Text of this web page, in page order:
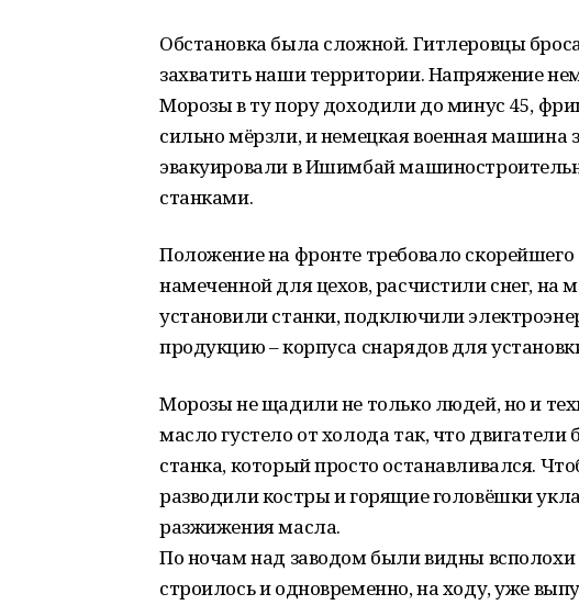
Обстановка была сложной. Гитлеровцы
захватить наши территории. Напряжение
Морозы в ту пору доходили до минус 45,
сильно мёрзли, и немецкая военная машина
эвакуировали в Ишимбай
станками.
Положение на фронте требовало
намеченной для цехов, расчистили снег,
установили станки, подключили
продукцию – корпуса снарядов для
Морозы не щадили не только людей, но и
масло густело от холода так, что
станка, который просто останавливался.
разводили костры и горящие головёшки
разжижения масла.
По ночам над заводом были видны всполохи
строилось и одновременно, на ходу, уже